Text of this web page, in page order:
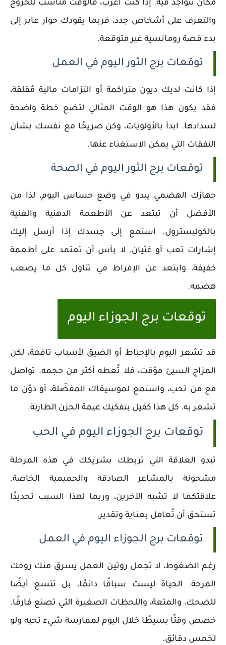
مكان تتواجد فيه. إذا كنت أعزب، فالوقت مناسب للخروج
والتعرف على أشخاص جدد، فربما يقودك حوار عابر إلى
بدء قصة رومانسية غير متوقعة.
توقعات برج الثور اليوم في العمل
إذا كانت لديك ديون متراكمة أو التزامات مالية مُقلقة،
فقد يكون هذا هو الوقت المثالي لتضع خطة واضحة
لسدادها. ابدأ بالأولويات، وكن صريحًا مع نفسك بشأن
النفقات التي يمكن الاستغناء عنها.
توقعات برج الثور اليوم في الصحة
جهازك الهضمي يبدو في وضع حساس اليوم، لذا من
الأفضل أن تبتعد عن الأطعمة الدهنية والغنية
بالكوليسترول. استمع إلى جسدك إذا أرسل إليك
إشارات تعب أو غثيان. لا بأس أن تعتمد على أطعمة
خفيفة، وابتعد عن الإفراط في تناول كل ما يصعب
هضمه.
توقعات برج الجوزاء اليوم
قد تشعر اليوم بالإحباط أو الضيق لأسباب تافهة، لكن
المزاج السيئ مؤقت، فلا تُعطه أكثر من حجمه. تواصل
مع من تحب، واستمع لموسيقاك المفضّلة، أو دوّن ما
تشعر به. كل هذا كفيل بتفكيك غيمة الحزن الطارئة.
توقعات برج الجوزاء اليوم في الحب
تبدو العلاقة التي تربطك بشريكك في هذه المرحلة
مشحونة بالمشاعر الصادقة والحميمية الخاصة.
علاقتكما لا تشبه الآخرين، وربما لهذا السبب تحديدًا
تستحق أن تُعامل بعناية وتقدير.
توقعات برج الجوزاء اليوم في العمل
رغم الضغوط، لا تجعل روتين العمل يسرق منك روحك
المرحة. الحياة ليست سباقًا دائمًا، بل تتسع أيضًا
للضحك، والمتعة، واللحظات الصغيرة التي تصنع فارقًا.
خصص وقتًا بسيطًا خلال اليوم لممارسة شيء تحبه ولو
لخمس دقائق.